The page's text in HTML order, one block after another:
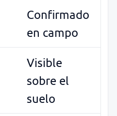
Confirmado
en campo
Visible
sobre el
suelo